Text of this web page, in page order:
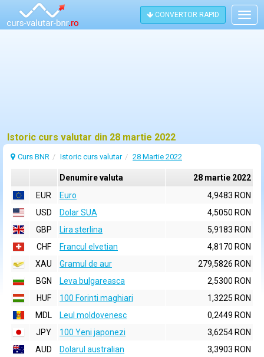
CONVERTOR RAPID
Istoric curs valutar din 28 martie 2022
Curs BNR Istoric curs valutar 28 Martie 2022
Denumire valuta
28 martie 2022
EUR
Euro
4,9483 RON
USD
Dolar SUA
4,5050 RON
GBP
Lira sterlina
5,9183 RON
CHF
Francul elvetian
4,8170 RON
XAU
Gramul de aur
279,5826 RON
BGN
Leva bulgareasca
2,5300 RON
HUF
100 Forinti maghiari
1,3225 RON
MDL
Leul moldovenesc
0,2449 RON
JPY
100 Yeni japonezi
3,6254 RON
AUD
Dolarul australian
3,3903 RON